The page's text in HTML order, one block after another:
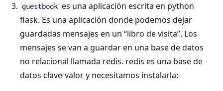
guestbook es una aplicación escrita en python
flask. Es una aplicación donde podemos dejar
guardadas mensajes en un “libro de visita”. Los
mensajes se van a guardar en una base de datos
no relacional llamada redis. redis es una base de
datos clave-valor y necesitamos instalarla: